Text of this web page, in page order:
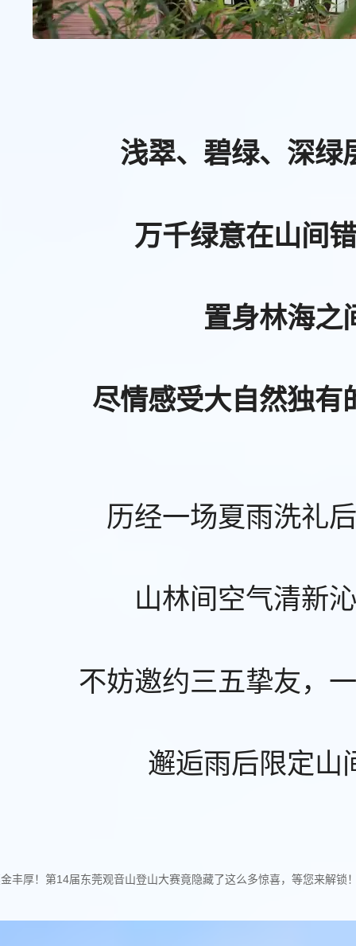
浅翠、碧绿、深绿
万千绿意在山间
置身林海之
尽情感受大自然独有
历经一场夏雨洗礼
山林间空气清新
不妨邀约三五挚友，
邂逅雨后限定山
丰厚！第14届东莞观音山登山大赛竟隐藏了这么多惊喜，等您来解锁